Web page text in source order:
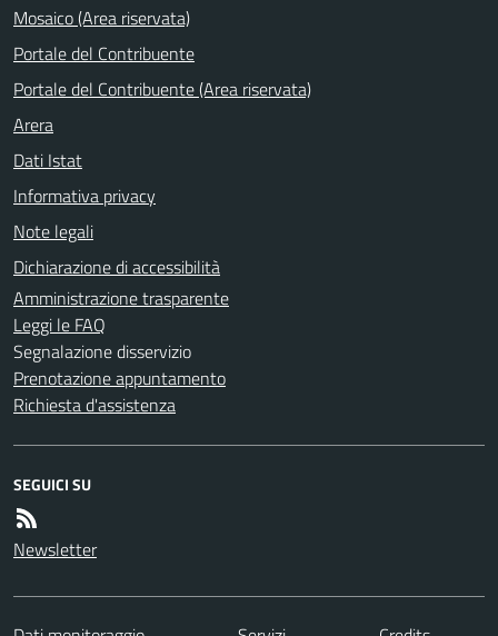
Mosaico (Area riservata)
Portale del Contribuente
Portale del Contribuente (Area riservata)
Arera
Dati Istat
Informativa privacy
Note legali
Dichiarazione di accessibilità
Amministrazione trasparente
Leggi le FAQ
Segnalazione disservizio
Prenotazione appuntamento
Richiesta d'assistenza
SEGUICI SU
Newsletter